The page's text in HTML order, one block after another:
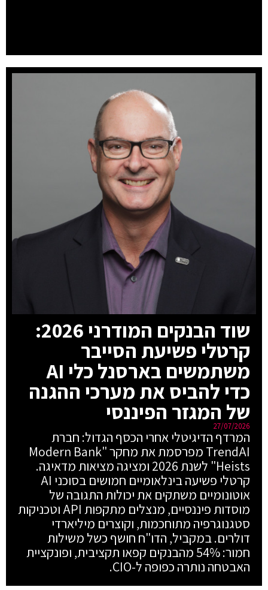
שוד הבנקים המודרני 2026:
קרטלי פשיעת הסייבר
משתמשים בארסנל כלי AI
כדי להביס את מערכי ההגנה
של המגזר הפיננסי
27/07/2026
המרדף הדיגיטלי אחרי הכסף הגדול: חברת
TrendAI מפרסמת את מחקר "Modern Bank
Heists" לשנת 2026 ומציגה מציאות מדאיגה.
קרטלי פשיעה בינלאומיים חמושים בסוכני AI
אוטונומיים משתקים את יכולות התגובה של
מוסדות פיננסיים, מנצלים מתקפות API וטכניקות
סטגנוגרפיה מתוחכמות, וקוצרים מיליארדי
דולרים. במקביל, הדו"ח חושף כשל משילות
חמור: 54% מהבנקים קפאו תקציבית, ופונקציית
האבטחה נותרה כפופה ל-CIO.